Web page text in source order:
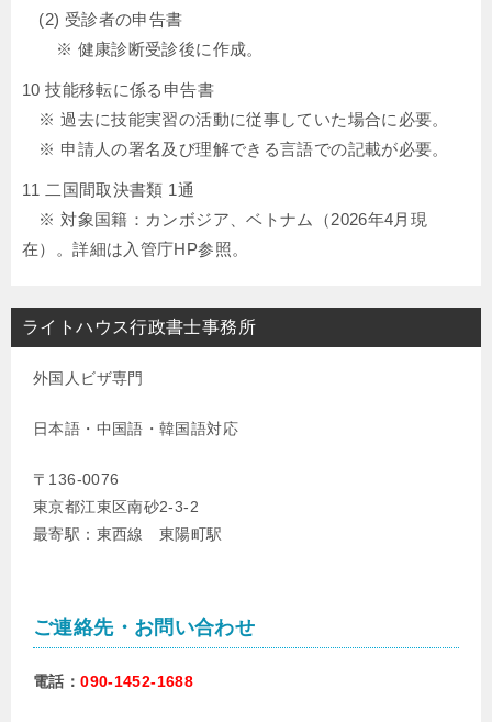
(2) 受診者の申告書
※ 健康診断受診後に作成。
10 技能移転に係る申告書
※ 過去に技能実習の活動に従事していた場合に必要。
※ 申請人の署名及び理解できる言語での記載が必要。
11 二国間取決書類 1通
※ 対象国籍：カンボジア、ベトナム（2026年4月現
在）。詳細は入管庁HP参照。
ライトハウス行政書士事務所
外国人ビザ専門
日本語・中国語・韓国語対応
〒136-0076
東京都江東区南砂2-3-2
最寄駅：東西線 東陽町駅
ご連絡先・お問い合わせ
電話：090-1452-1688